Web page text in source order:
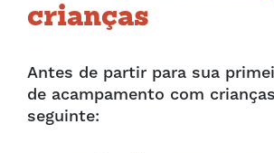
crianças
Antes de partir para sua
de acampamento com
seguinte: